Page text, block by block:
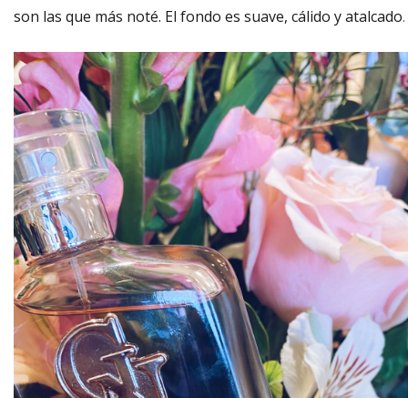
son las que más noté. El fondo es suave, cálido y atalcado.